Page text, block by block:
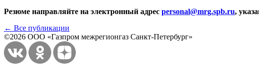
Резюме направляйте на электронный адрес personal@mrg.spb.ru,
← Все публикации
©2026 ООО «Газпром межрегионгаз Санкт-Петербург»